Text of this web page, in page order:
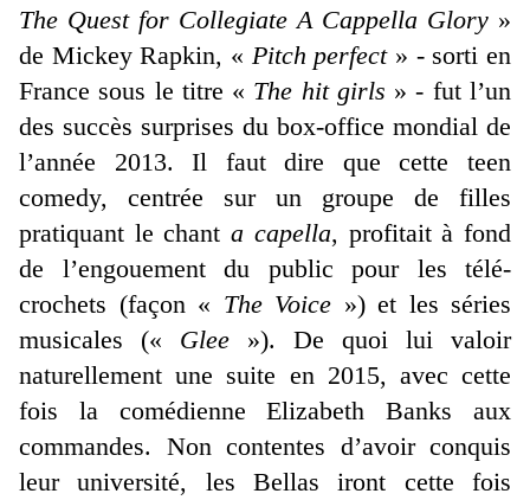
The Quest for Collegiate A Cappella Glory »
de Mickey Rapkin, « Pitch perfect» - sorti en
France sous le titre « The hit girls » - fut l’un
des succès surprises du box-office mondial de
l’année 2013. Il faut dire que cette teen
comedy, centrée sur un groupe de filles
pratiquant le chanta capella, profitait à fond
de l’engouement du public pour les télé-
crochets (façon « The Voice ») et les séries
musicales (« Glee »). De quoi lui valoir
naturellement une suite en 2015, avec cette
fois la comédienne Elizabeth Banks aux
commandes. Non contentes d’avoir conquis
leur université, les Bellas iront cette fois